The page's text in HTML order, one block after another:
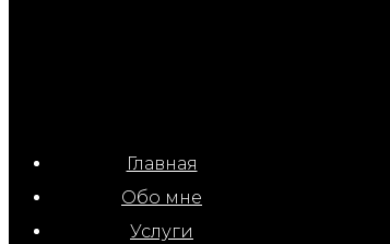
Главная
Обо мне
Услуги